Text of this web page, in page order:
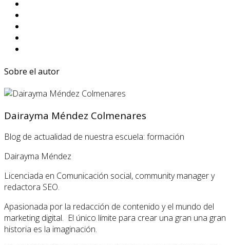
Sobre el autor
Dairayma Méndez Colmenares
Blog de actualidad de nuestra escuela: formación
Dairayma Méndez
Licenciada en Comunicación social, community manager y
redactora SEO.
Apasionada por la redacción de contenido y el mundo del
marketing digital. El único límite para crear una gran una gran
historia es la imaginación.